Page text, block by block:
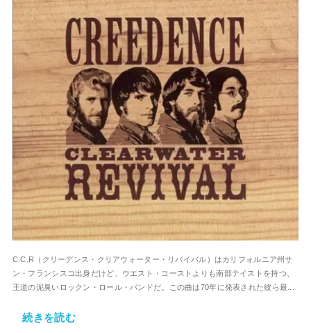
C.C.R（クリーデンス・クリアウォーター・リバイバル）はカリフォルニア州サ
ン・フランシスコ出身だけど、ウエスト・コーストよりも南部テイストを持つ、
王道の泥臭いロックン・ロール・バンドだ。この曲は70年に発表された彼ら最...
続きを読む